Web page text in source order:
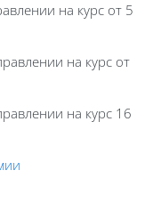
на курс от 5
на курс от
на курс 16